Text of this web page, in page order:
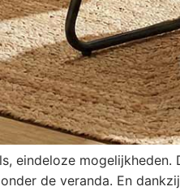
eindeloze
de veranda. En